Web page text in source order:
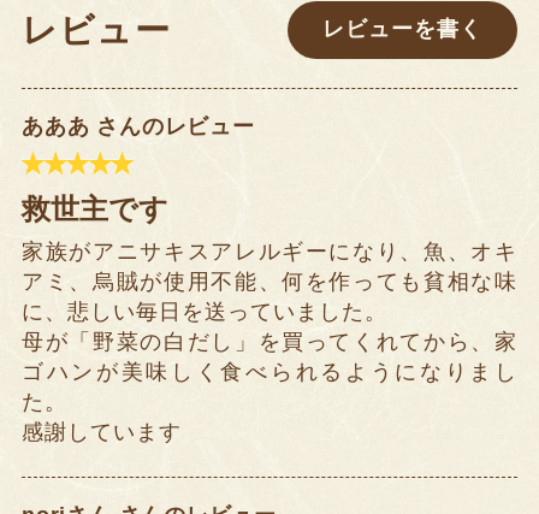
レビュー レビューを書く
あああ さんのレビュー
救世主です
家族がアニサキスアレルギーになり、魚、オキ
アミ、烏賊が使用不能、何を作っても貧相な味
に、悲しい毎日を送っていました。
母が「野菜の白だし」を買ってくれてから、家
ゴハンが美味しく食べられるようになりまし
た。
感謝しています